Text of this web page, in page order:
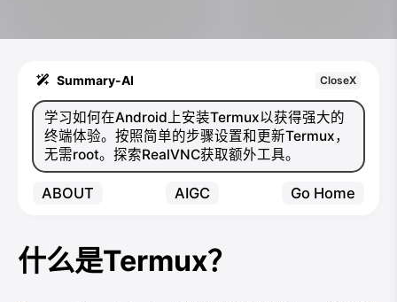
Summary-AI CloseX
学习如何在Android上安装Termux以获得强大的
终端体验。按照简单的步骤设置和更新Termux，
无需root。探索RealVNC获取额外工具。
ABOUT AIGC Go Home
什么是Termux？